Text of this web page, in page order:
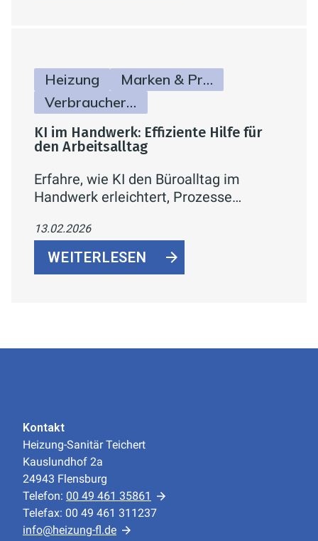
Heizung
Marken & Produkte
Verbraucherinfos
KI im Handwerk: Effiziente Hilfe für
den Arbeitsalltag
Erfahre, wie KI den Büroalltag im
Handwerk erleichtert, Prozesse
macht – ohne das Handwerk zu
ersetzen.
13.02.2026
WEITERLESEN
Kontakt
Heizung-Sanitär Teichert
Kauslundhof 2a
24943 Flensburg
Telefon: 00 49 461 35861
Telefax: 00 49 461 311237
info@heizung-fl.de